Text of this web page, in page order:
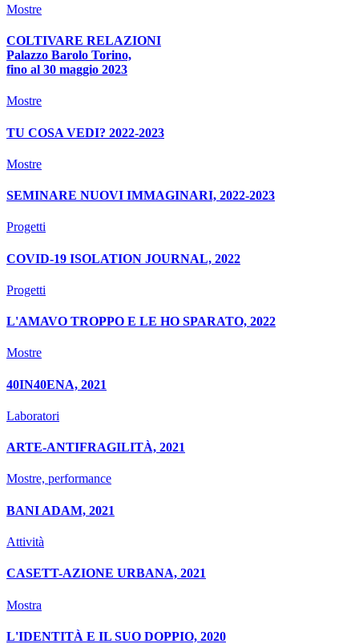
Mostre
COLTIVARE RELAZIONI
Palazzo Barolo Torino,
fino al 30 maggio 2023
Mostre
TU COSA VEDI? 2022-2023
Mostre
SEMINARE NUOVI IMMAGINARI, 2022-2023
Progetti
COVID-19 ISOLATION JOURNAL, 2022
Progetti
L'AMAVO TROPPO E LE HO SPARATO, 2022
Mostre
40IN40ENA, 2021
Laboratori
ARTE-ANTIFRAGILITÀ, 2021
Mostre, performance
BANI ADAM, 2021
Attività
CASETT-AZIONE URBANA, 2021
Mostra
L'IDENTITÀ E IL SUO DOPPIO, 2020